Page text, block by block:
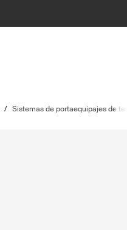
/ Sistemas de portaequipajes de